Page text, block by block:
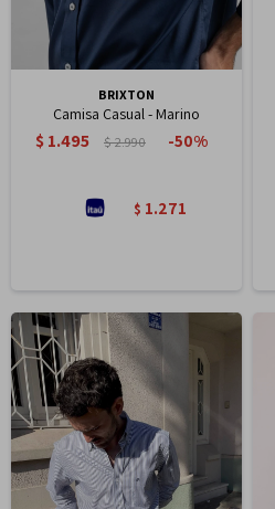
BRIXTON
Camisa Casual - Marino
$ 1.495 $2.990 50
$ 1.271